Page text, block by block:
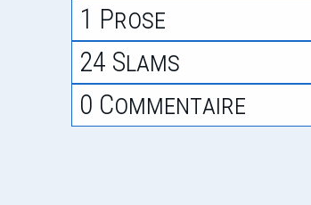
1 Prose
24 Slams
0 Commentaire